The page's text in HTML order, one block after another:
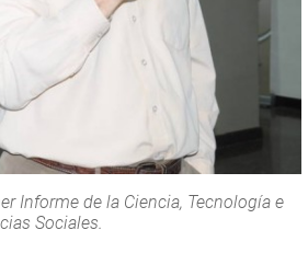
Informe de la Ciencia, Tecnología e
Sociales.